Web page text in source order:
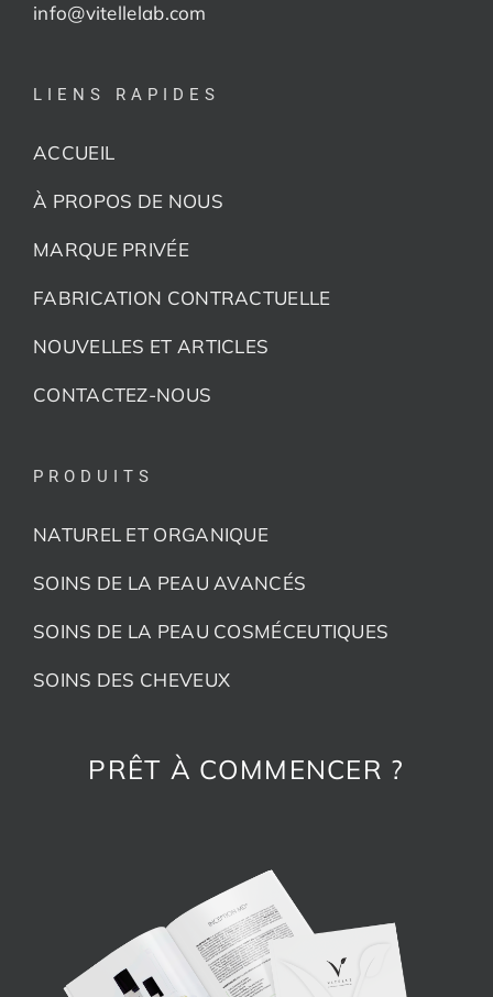
info@vitellelab.com
LIENS RAPIDES
ACCUEIL
À PROPOS DE NOUS
MARQUE PRIVÉE
FABRICATION CONTRACTUELLE
NOUVELLES ET ARTICLES
CONTACTEZ-NOUS
PRODUITS
NATUREL ET ORGANIQUE
SOINS DE LA PEAU AVANCÉS
SOINS DE LA PEAU COSMÉCEUTIQUES
SOINS DES CHEVEUX
PRÊT À COMMENCER ?